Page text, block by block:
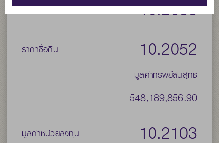
ราคาขาย 10.2666
ราคาซื้อคืน 10.2052
มูลค่าทรัพย์สินสุทธิ
548,189,856.90
มูลค่าหน่วยลงทุน 10.2103